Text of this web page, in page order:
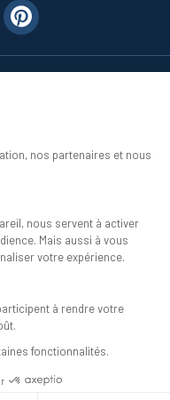
nos partenaires et nous
nous servent à activer
Mais aussi à vous
votre expérience.
à rendre votre
fonctionnalités.
vente